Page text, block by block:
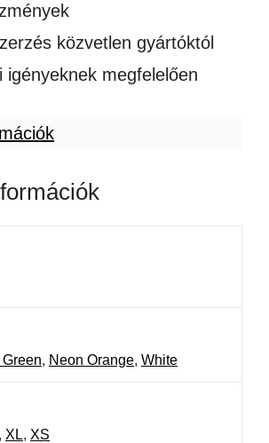
közvetlen gyártóktól
igényeknek megfelelően
, Neon Orange, White
, XL, XS